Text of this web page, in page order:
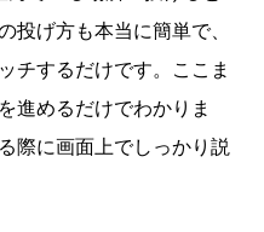
投げ方も本当に簡単で、
チするだけです。ここま
進めるだけでわかりま
際に画面上でしっかり説